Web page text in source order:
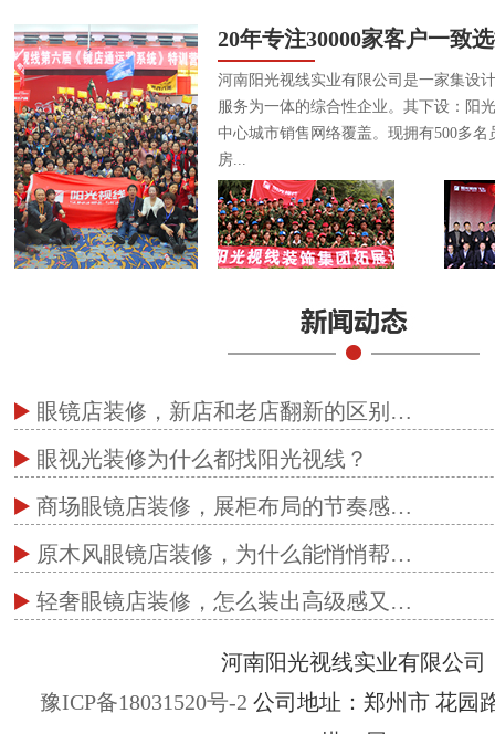
20年专注30000家客户一致
河南阳光视线实业有限公司是一家集设
服务为一体的综合性企业。其下设：阳
中心城市销售网络覆盖。现拥有500多
房...
眼镜店装修，新店和老店翻新的区别…
眼视光装修为什么都找阳光视线？
商场眼镜店装修，展柜布局的节奏感…
原木风眼镜店装修，为什么能悄悄帮…
轻奢眼镜店装修，怎么装出高级感又…
河南阳光视线实业有限公司
豫ICP备18031520号-2 公司地址：郑州市 花园